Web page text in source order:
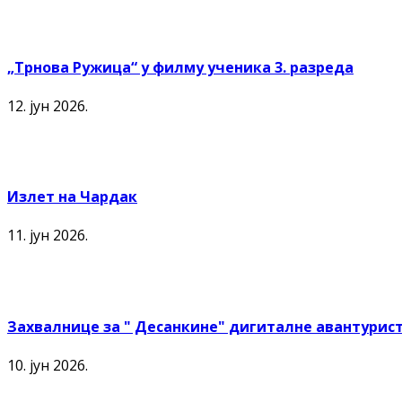
„Трнова Ружица“ у филму ученика 3. разреда
12. јун 2026.
Излет на Чардак
11. јун 2026.
Захвалнице за " Десанкине" дигиталне
10. јун 2026.